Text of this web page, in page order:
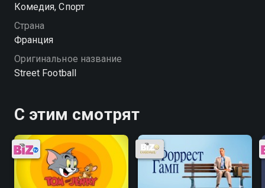
Комедия, Спорт
Страна
Франция
Оригинальное название
Street Football
С этим смотрят